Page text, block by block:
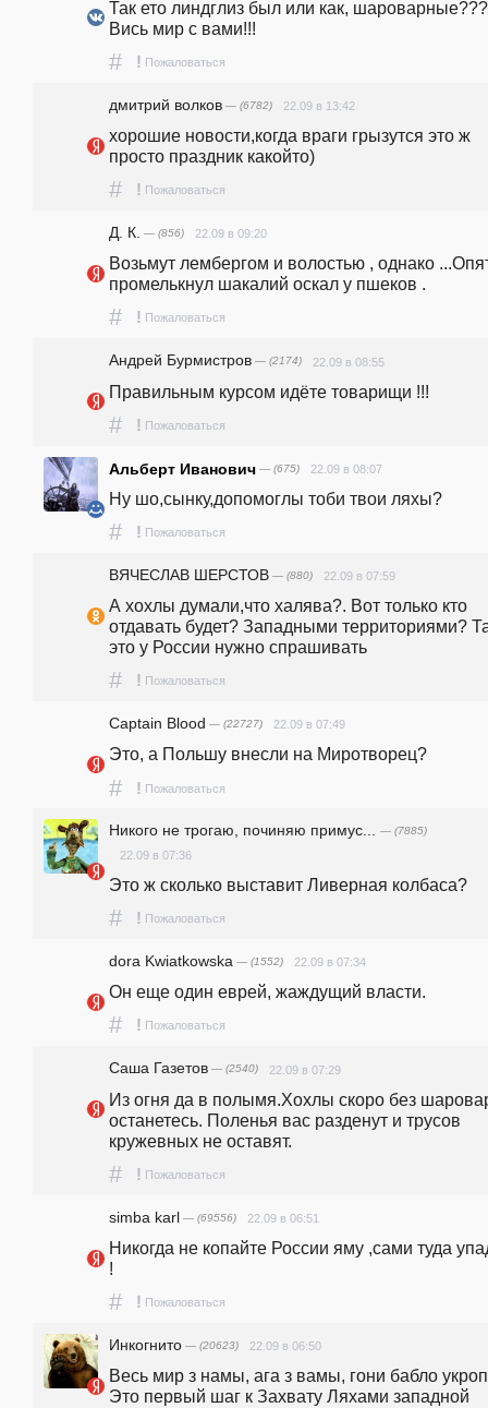
Так ето линдглиз был или как, шароварные???
Вись мир с вами!!!
# ! Пожаловаться
дмитрий волков — (6782) 22.09 в 13:42
хорошие новости,когда враги грызутся это ж
просто праздник какойто)
# ! Пожаловаться
Д. К. — (856) 22.09 в 09:20
Возьмут лембергом и волостью , однако
промелькнул шакалий оскал у пшеков .
# ! Пожаловаться
Андрей Бурмистров — (2174) 22.09 в 08:55
Правильным курсом идёте товарищи !!!
# ! Пожаловаться
Альберт Иванович — (675) 22.09 в 08:07
Ну шо,сынку,допомоглы тоби твои ляхы?
# ! Пожаловаться
ВЯЧЕСЛАВ ШЕРСТОВ — (880) 22.09 в 07:59
А хохлы думали,что халява?. Вот только кто
отдавать будет? Западными территориями?
это у России нужно спрашивать
# ! Пожаловаться
Captain Blood — (22727) 22.09 в 07:49
Это, а Польшу внесли на Миротворец?
# ! Пожаловаться
Никого не трогаю, починяю примус... — (7885)
22.09 в 07:36
Это ж сколько выставит Ливерная колбаса?
# ! Пожаловаться
dora Kwiatkowska — (1552) 22.09 в 07:34
Он еще один еврей, жаждущий власти.
# ! Пожаловаться
Саша Газетов — (2540) 22.09 в 07:29
Из огня да в полымя.Хохлы скоро без
останетесь. Поленья вас разденут и трусов
кружевных не оставят.
# ! Пожаловаться
simba karl — (69556) 22.09 в 06:51
Никогда не копайте России яму ,сами туда
!
# ! Пожаловаться
Инкогнито — (20623) 22.09 в 06:50
Весь мир з намы, ага з вамы, гони бабло
Это первый шаг к Захвату Ляхами западной